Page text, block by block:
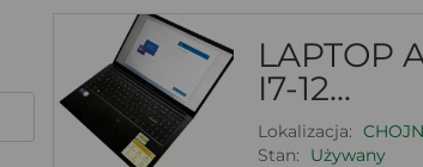
LAPTOP
I7-12...
Lokalizacja:
Stan:
Używany